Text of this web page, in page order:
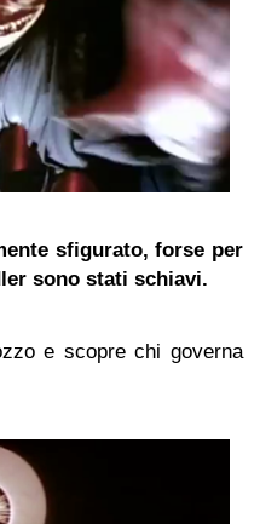
sfigurato, forse per
sono stati schiavi.
e scopre chi governa